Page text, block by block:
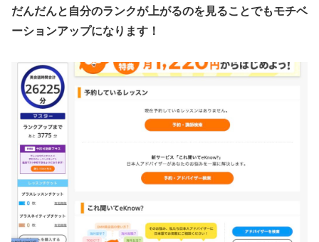
だんだんと自分のランクが上がるのを見ることでもモチベ
ーションアップになります！